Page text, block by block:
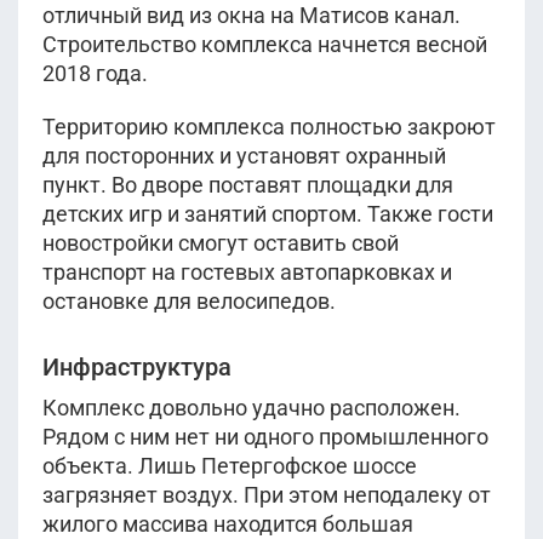
отличный вид из окна на Матисов канал.
Строительство комплекса начнется весной
2018 года.
Территорию комплекса полностью закроют
для посторонних и установят охранный
пункт. Во дворе поставят площадки для
детских игр и занятий спортом. Также гости
новостройки смогут оставить свой
транспорт на гостевых автопарковках и
остановке для велосипедов.
Инфраструктура
Комплекс довольно удачно расположен.
Рядом с ним нет ни одного промышленного
объекта. Лишь Петергофское шоссе
загрязняет воздух. При этом неподалеку от
жилого массива находится большая